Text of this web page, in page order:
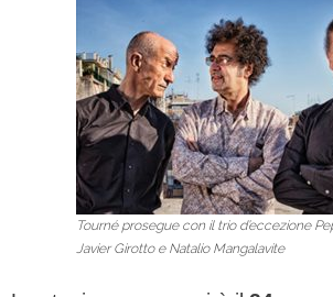
Tourné prosegue con il trio d’eccezione
Javier Girotto e Natalio Mangalavite